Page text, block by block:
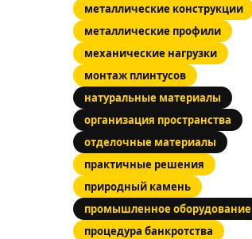
металлические конструкции
металлические профили
механические нагрузки
монтаж плинтусов
натуральные материалы
организация пространства
отделочные материалы
практичные решения
природный камень
промышленное оборудование
процедура банкротства